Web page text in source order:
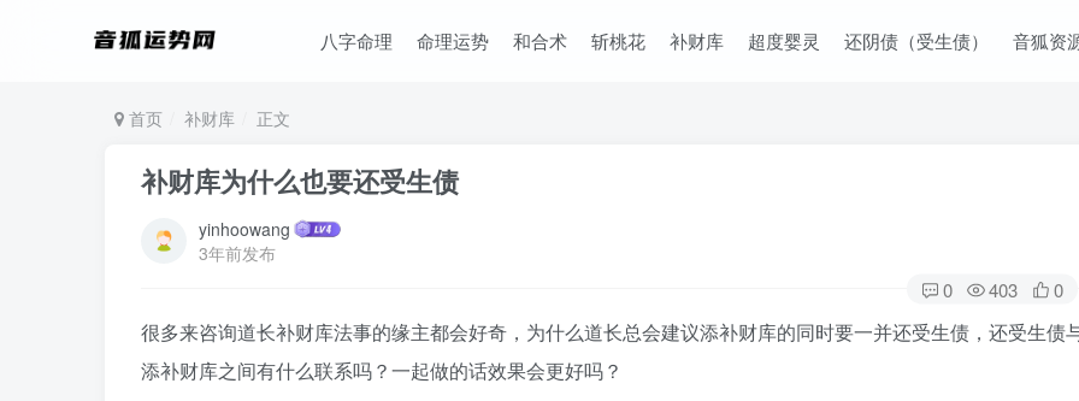
八字命理 命理运势 和合术 斩桃花 补财库 超度婴灵 还阴债（受生债） 音狐资
首页 补财库 正文
补财库为什么也要还受生债
yinhoowang
3年前发布
0 403 0
很多来咨询道长补财库法事的缘主都会好奇，为什么道长总会建议添补财库的同时要一并还受生债，还受生债
添补财库之间有什么联系吗？一起做的话效果会更好吗？